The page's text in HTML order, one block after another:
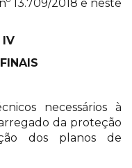
13.709/2018 e neste
IV
necessários à
da proteção
dos planos de